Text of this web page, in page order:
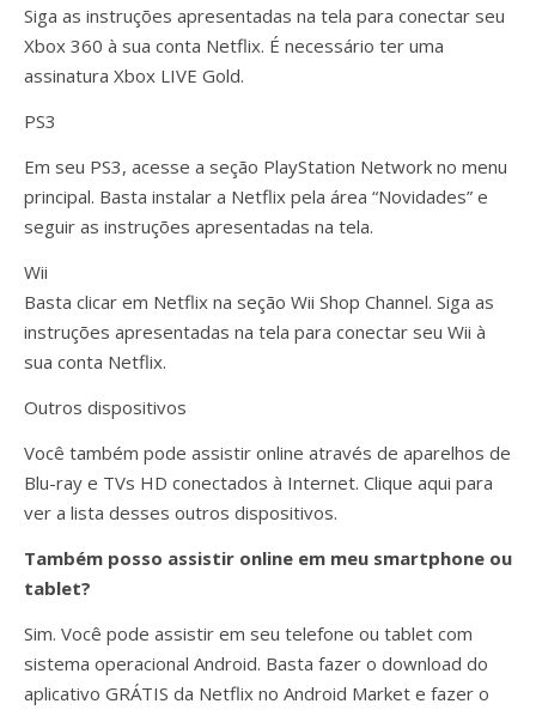
Siga as instruções apresentadas na tela para conectar seu
Xbox 360 à sua conta Netflix. É necessário ter uma
assinatura Xbox LIVE Gold.
PS3
Em seu PS3, acesse a seção PlayStation Network no menu
principal. Basta instalar a Netflix pela área “Novidades” e
seguir as instruções apresentadas na tela.
Wii
Basta clicar em Netflix na seção Wii Shop Channel. Siga as
instruções apresentadas na tela para conectar seu Wii à
sua conta Netflix.
Outros dispositivos
Você também pode assistir online através de aparelhos de
Blu-ray e TVs HD conectados à Internet. Clique aqui para
ver a lista desses outros dispositivos.
Também posso assistir online em meu smartphone ou
tablet?
Sim. Você pode assistir em seu telefone ou tablet com
sistema operacional Android. Basta fazer o download do
aplicativo GRÁTIS da Netflix no Android Market e fazer o